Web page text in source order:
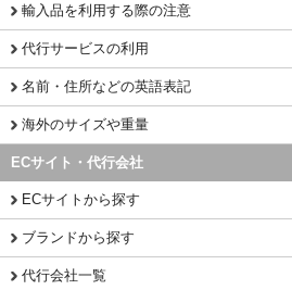
輸入品を利用する際の注意
代行サービスの利用
名前・住所などの英語表記
海外のサイズや重量
ECサイト・代行会社
ECサイトから探す
ブランドから探す
代行会社一覧